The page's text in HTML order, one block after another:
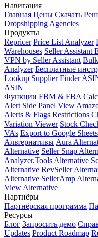
Навигация
Главная Цены Скачать
Dropshipping Agencies
Продукты
Repricer Price List Analyzer
Warehouses Seller Assistant
VPN by Seller Assistant
Analyzer Бесплатные
Lookup Supplier Finder
ASIN
Функции FBM & FBA
Alert Side Panel View
Alerts & Flags Restrictions
Variation Viewer Stock
VAs Export to Google Sheets
Альтернативы Aura
Alternative Seller Snap
Analyzer.Tools Alternative
Alternative RevSeller
Alternative SellerAmp
View Alternative
Партнёры
Партнёрская программа
Ресурсы
Блог Запросить демо
Updates Product Roadmap